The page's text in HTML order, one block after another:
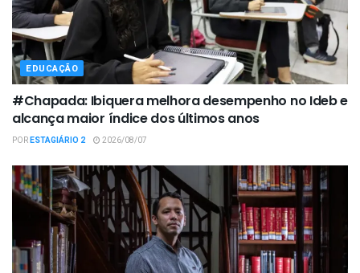
EDUCAÇÃO
#Chapada: Ibiquera melhora desempenho no Ideb e
alcança maior índice dos últimos anos
PORESTAGIÁRIO 2 2026/08/07